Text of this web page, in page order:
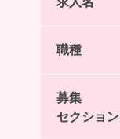
職種
募集
セクション